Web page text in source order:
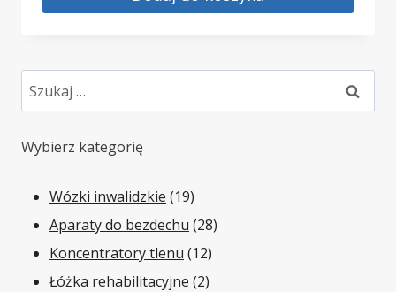
Szukaj:
Wybierz kategorię
Wózki inwalidzkie 1919
produktów
Aparaty do bezdechu 2828
Koncentratory tlenu 1212
produktów
Łóżka rehabilitacyjne 22